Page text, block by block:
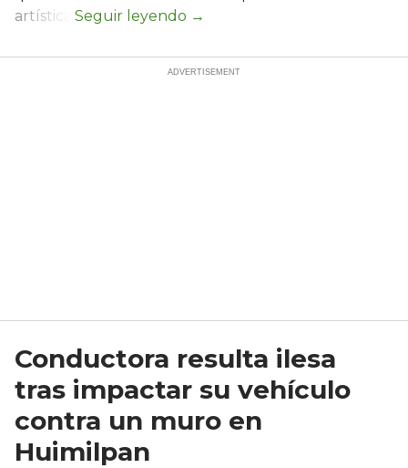
artística.
Conductora resulta ilesa
tras impactar su vehículo
contra un muro en
Huimilpan